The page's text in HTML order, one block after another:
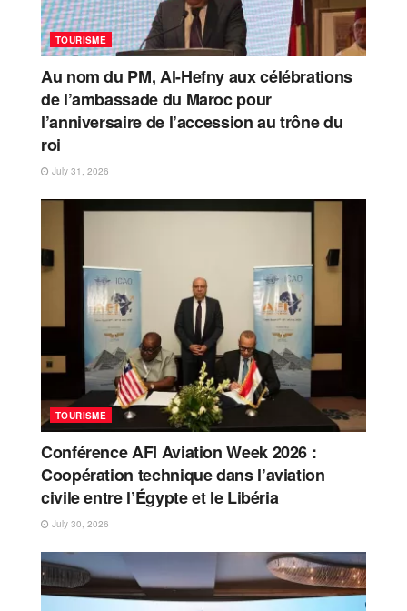
TOURISME
Au nom du PM, Al-Hefny aux célébrations
de l’ambassade du Maroc pour
l’anniversaire de l’accession au trône du
roi
July 31, 2026
TOURISME
Conférence AFI Aviation Week 2026 :
Coopération technique dans l’aviation
civile entre l’Égypte et le Libéria
July 30, 2026